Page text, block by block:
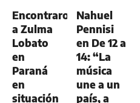
Encontraron
a Zulma
Lobato
en
Paraná
en
situación
Nahuel
Pennisi
en De 12 a
14: “La
música
une a un
país, a